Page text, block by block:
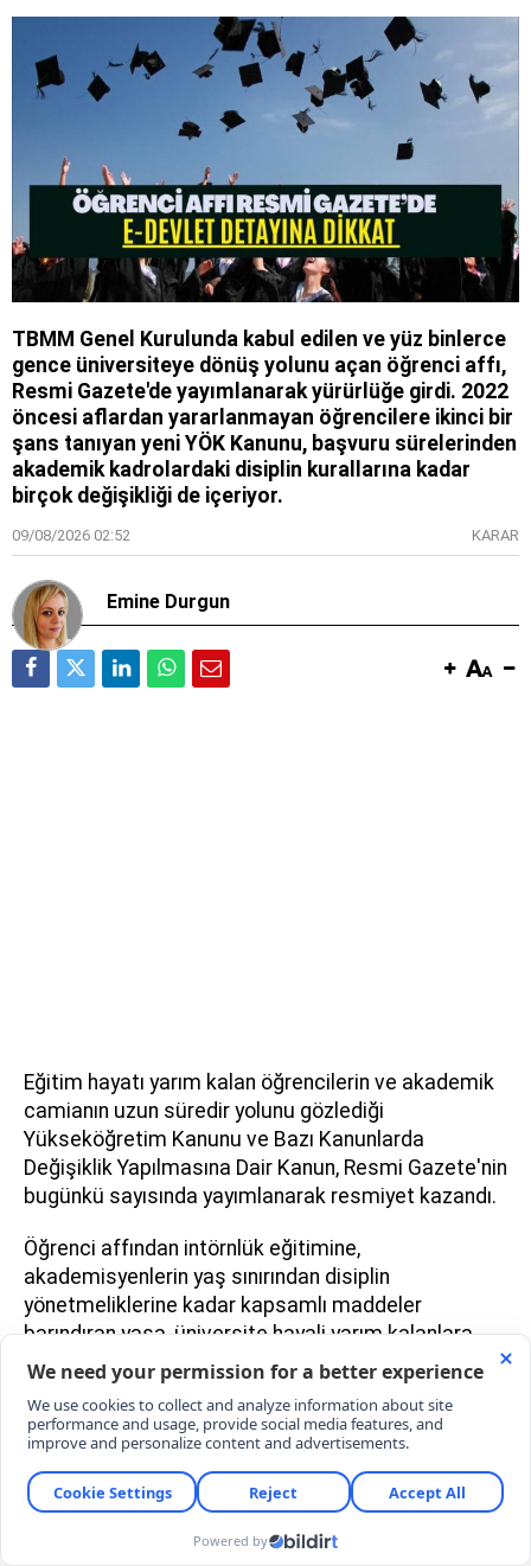
TBMM Genel Kurulunda kabul edilen ve yüz binlerce
gence üniversiteye dönüş yolunu açan öğrenci affı,
Resmi Gazete'de yayımlanarak yürürlüğe girdi. 2022
öncesi aflardan yararlanmayan öğrencilere ikinci bir
şans tanıyan yeni YÖK Kanunu, başvuru sürelerinden
akademik kadrolardaki disiplin kurallarına kadar
birçok değişikliği de içeriyor.
09/08/2026 02:52 KARAR
Emine Durgun
Eğitim hayatı yarım kalan öğrencilerin ve akademik
camianın uzun süredir yolunu gözlediği
Yükseköğretim Kanunu ve Bazı Kanunlarda
Değişiklik Yapılmasına Dair Kanun, Resmi Gazete'nin
bugünkü sayısında yayımlanarak resmiyet kazandı.
Öğrenci affından intörnlük eğitimine,
akademisyenlerin yaş sınırından disiplin
yönetmeliklerine kadar kapsamlı maddeler
barındıran yasa, üniversite hayali yarım kalanlara
tarihi bir kapı aralıyor.
ÖĞRENCİ AFFI KİMLERİ KAPSIYOR?
Yasanın en çok merak edilen maddesi olan öğrenci
affı, 2022 yılından önce çıkarılan aflardan
Düzenlemeye göre; hazırlık, önlisans, lisans